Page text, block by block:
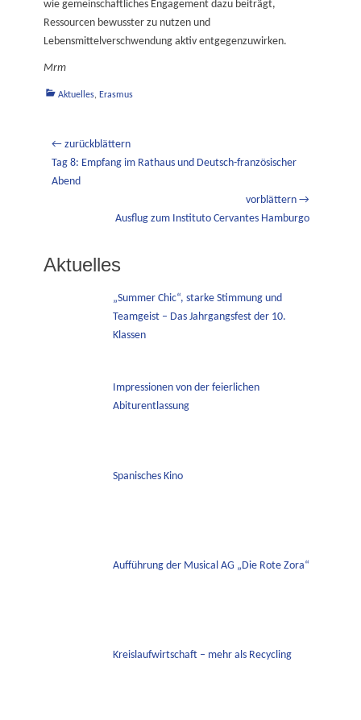
wie gemeinschaftliches Engagement dazu beiträgt,
Ressourcen bewusster zu nutzen und
Lebensmittelverschwendung aktiv entgegenzuwirken.
Mrm
Kategorien
Aktuelles, Erasmus
Beitragsnavigation
← zurückblättern
Vorheriger
Beitrag:
Tag 8: Empfang im Rathaus und Deutsch-französischer
Abend
vorblättern →
Ausflug zum Instituto Cervantes Hamburgo
Aktuelles
„Summer Chic“, starke Stimmung und
Teamgeist – Das Jahrgangsfest der 10.
Klassen
Impressionen von der feierlichen
Abiturentlassung
Spanisches Kino
Aufführung der Musical AG „Die Rote Zora“
Kreislaufwirtschaft – mehr als Recycling